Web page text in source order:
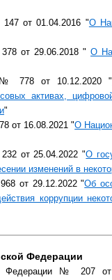
от 01.04.2016 "О
378 от 29.06.2018 "О
№ 778 от 10.12.2020 "
активах,
"
от 16.08.2021 "О
от 25.04.2022 "О
изменений в
от 29.12.2022 "Об
коррупции
Федерации
Федерации № 207